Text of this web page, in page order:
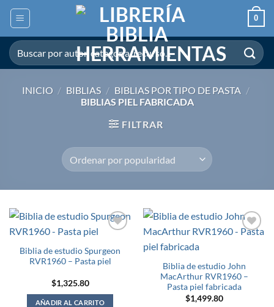
Skip
content
0
Buscar
por:
INICIO / BIBLIAS / BIBLIAS POR TIPO DE PASTA /
BIBLIAS PIEL FABRICADA
FILTRAR
Lista de
deseos
Biblia de estudio Spurgeon
RVR1960 – Pasta piel
$1,325.80
AÑADIR AL CARRITO
deseos
Biblia de estudio John
MacArthur RVR1960 –
Pasta piel fabricada
$1,499.80